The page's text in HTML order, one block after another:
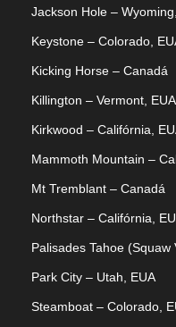
Jackson Hole –
Keystone – Colorado,
Kicking Horse – Canadá
Killington – Vermont, EUA
Kirkwood – Califórnia,
Mammoth Mountain –
Mt Tremblant – Canadá
Northstar – Califórnia,
Palisades Tahoe
Park City – Utah, EUA
Steamboat – Colorado,